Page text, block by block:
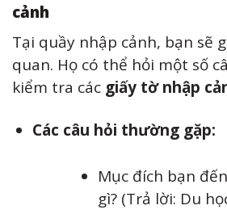
cảnh
Tại quầy nhập cảnh, bạn sẽ
quan. Họ có thể hỏi một số
kiểm tra các giấy tờ nhập
Các câu hỏi thường gặp:
Mục đích bạn
gì? (Trả lời: Du